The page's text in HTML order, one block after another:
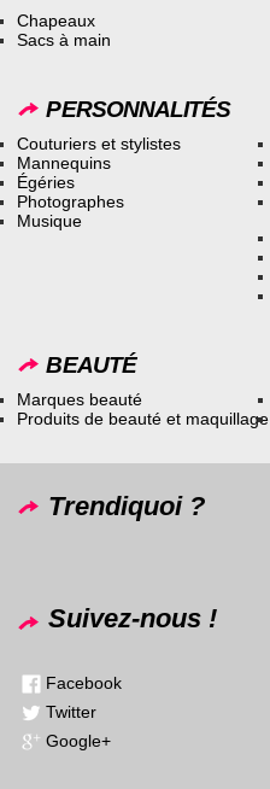
Chapeaux
Sacs à main
PERSONNALITÉS
Couturiers et stylistes
Mannequins
Égéries
Photographes
Musique
BEAUTÉ
Marques beauté
Produits de beauté et maquillage
Trendiquoi ?
Suivez-nous !
Facebook
Twitter
Google+